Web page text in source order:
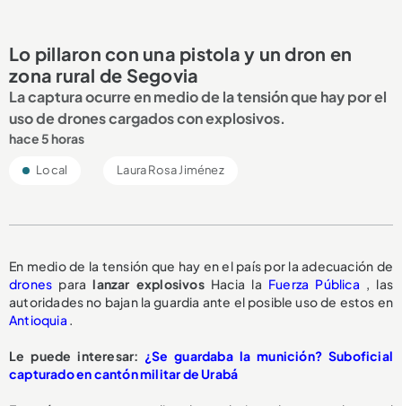
Lo pillaron con una pistola y un dron en
zona rural de Segovia
La captura ocurre en medio de la tensión que hay por el
uso de drones cargados con explosivos.
hace 5 horas
Local Laura Rosa Jiménez
En medio de la tensión que hay en el país por la adecuación de
drones paralanzar explosivosHacia la Fuerza Pública , las
autoridades no bajan la guardia ante el posible uso de estos en
Antioquia .
Le puede interesar: ¿Se guardaba la munición? Suboficial
capturado en cantón militar de Urabá